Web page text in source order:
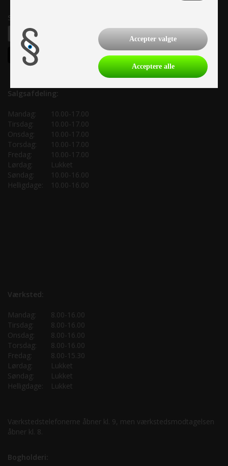
Samtykke til nyhedsbrev
Salgsafdeling:
Mandag:
10.00-17.00
Tirsdag:
10.00-17.00
Onsdag:
10.00-17.00
Torsdag:
10.00-17.00
Fredag:
10.00-17.00
Lørdag:
Lukket
Søndag:
10.00-16.00
Helligdage:
10.00-16.00
Værksted:
Mandag:
8.00-16.00
Tirsdag:
8.00-16.00
Onsdag:
8.00-16.00
Torsdag:
8.00-16.00
Fredag:
8.00-15.30
Lørdag:
Lukket
Søndag:
Lukket
Helligdage:
Lukket
Værkstedstelefonerne åbner kl. 9, men værkstedsmodtagelsen
åbner kl. 8.
Bogholderi:
Accepter valgte
Acceptere alle